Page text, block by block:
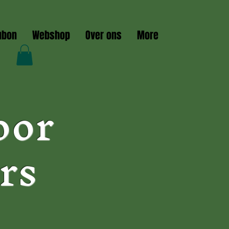
Webshop Over ons More